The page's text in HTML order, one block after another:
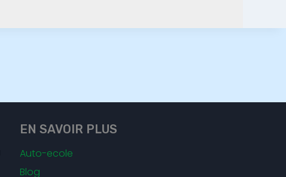
EN SAVOIR PLUS
Auto-ecole
Blog